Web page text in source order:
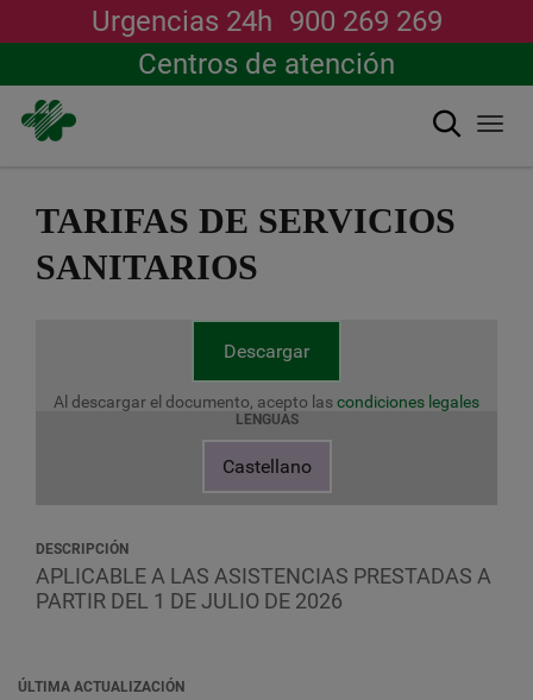
contenido
Urgencias 24h 900 269 269
Centros de atención
Buscar
TARIFAS DE SERVICIOS
SANITARIOS
Descargar
Al descargar el documento, acepto lascondiciones legales
LENGUAS
Castellano
DESCRIPCIÓN
APLICABLE A LAS ASISTENCIAS PRESTADAS A
PARTIR DEL 1 DE JULIO DE 2026
ÚLTIMA ACTUALIZACIÓN